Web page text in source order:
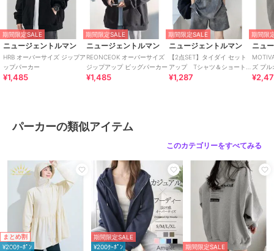
完売カラーの再入荷通知、ラスト1点の通知、セールの通知を受け取
ることが出来ます！
■ブランドのお気に入り登録をすると・・・
新商品や再入荷など、いち早くブランドのお得な情報を受け取ること
が出来ます！
期間限定セール開催中
ブランド ニュージェントルマン
ショップ ニュージェントルマン
商品カテゴリ トップス ／ パーカー
性別タイプ
メンズ
トップス ／ パーカー
レディース
期間限定SALE
ニュージェントルマン
HRB オーバーサイズ ジップア
ップパーカー
¥1,485
期間限定SALE
ニュージェントルマン
REONCEOK オーバーサイズ
ジップアップ ビッグパーカー
¥1,485
期間限定SALE
ニュージェントルマン
【2点SET】タイダイ セット
アップ Tシャツ＆ショート
パンツセット
¥1,287
期間限
ニュ
ズ プル
パーカーの類似アイテム
このカテゴリーをすべてみる
まとめ割
¥200ｸｰﾎﾟﾝ
期間限定SALE
¥200ｸｰﾎﾟﾝ
期間限定SALE